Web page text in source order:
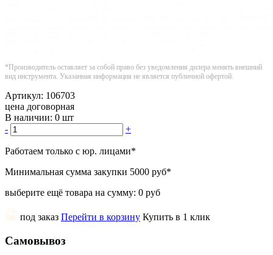
*Производитель оставляет за собой право без уведомления дилера менять внешний
вид инструмента. Указанная информация не является публичной офертой.
Артикул: 106703
цена договорная
В наличии: 0 шт
-
+
Работаем только с юр. лицами*
Минимальная сумма закупки 5000 руб*
выберите ещё товара на сумму: 0 руб
под заказ Перейти в корзину Купить в 1 клик
Самовывоз